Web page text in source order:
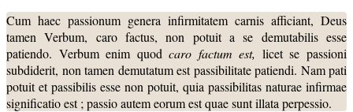
Cum haec passionum genera infirmitatem carnis afficiant, Deus
tamen Verbum, caro factus, non potuit a se demutabilis esse
patiendo. Verbum enim quodcaro factum est, licet se passioni
subdiderit, non tamen demutatum est passibilitate patiendi. Nam pati
potuit et passibilis esse non potuit, quia passibilitas naturae infirmae
significatio est ; passio autem eorum est quae sunt illata perpessio.